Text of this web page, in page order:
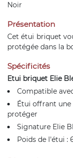
Noir
Présentation
Cet étui briquet
protégée dans la
Spécificités
Etui briquet Elie
Compatible
Étui offrant une
protéger
Signature Elie
Poids de l'étui :